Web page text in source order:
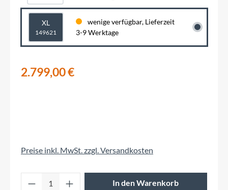
XL
149621
wenige verfügbar, Lieferzeit
3-9 Werktage
2.799,00 €
Preise inkl. MwSt. zzgl. Versandkosten
Produkt Anzahl: Gib den gewünschten
In den Warenkorb